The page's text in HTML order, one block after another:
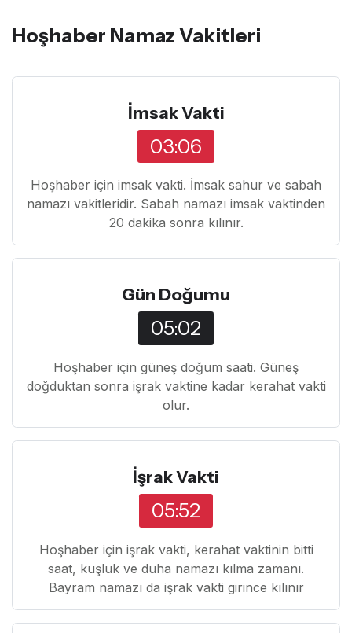
Hoşhaber Namaz Vakitleri
İmsak Vakti
03:06
Hoşhaber için imsak vakti. İmsak sahur ve sabah
namazı vakitleridir. Sabah namazı imsak vaktinden
20 dakika sonra kılınır.
Gün Doğumu
05:02
Hoşhaber için güneş doğum saati. Güneş
doğduktan sonra işrak vaktine kadar kerahat vakti
olur.
İşrak Vakti
05:52
Hoşhaber için işrak vakti, kerahat vaktinin bitti
saat, kuşluk ve duha namazı kılma zamanı.
Bayram namazı da işrak vakti girince kılınır